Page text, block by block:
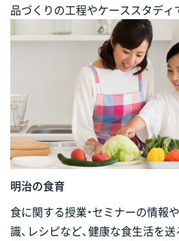
品づくりの工程やケーススタディ
明治の食育
食に関する授業・セミナーの情報
識、レシピなど、健康な食生活を